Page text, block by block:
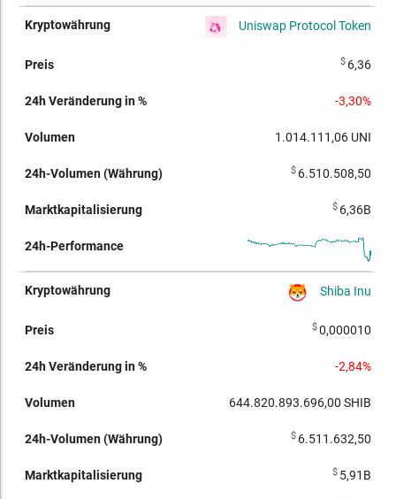
Uniswap Protocol Token
$ 6,36
-3,30%
1.014.111,06UNI
$ 6.510.508,50
$ 6,36B
Shiba Inu
$0,000010
-2,84%
644.820.893.696,00 SHIB
$ 6.511.632,50
$ 5,91B